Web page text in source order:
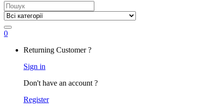
Search
for:
0
Returning Customer ?
Sign in
Don't have an account ?
Register